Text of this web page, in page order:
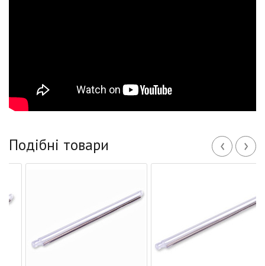
Подібні товари ‹ ›